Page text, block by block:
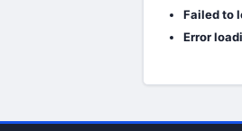
Failed to
Error